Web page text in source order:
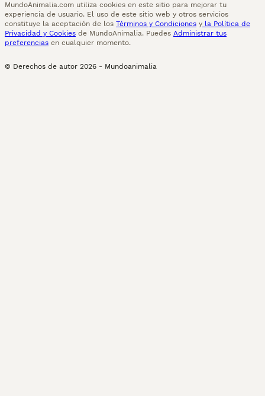
MundoAnimalia.com utiliza cookies en este sitio para mejorar tu
experiencia de usuario. El uso de este sitio web y otros servicios
constituye la aceptación de los Términos y Condiciones y la Política de
Privacidad y Cookies de MundoAnimalia. Puedes Administrar tus
preferencias en cualquier momento.
© Derechos de autor 2026 - Mundoanimalia